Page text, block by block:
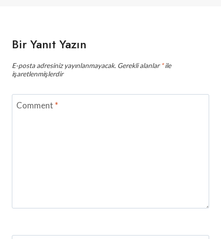
Bir Yanıt Yazın
E-posta adresiniz yayınlanmayacak. Gerekli alanlar*ile
işaretlenmişlerdir
Comment *